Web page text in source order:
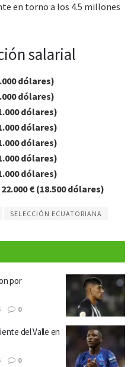
en torno a los 4.5 millones
salarial
dólares)
dólares)
dólares)
dólares)
dólares)
dólares)
dólares)
€ (18.500 dólares)
SELECCIÓN ECUATORIANA
por
0
del Valle en
0